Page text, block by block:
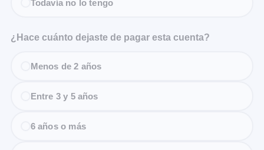
Todavía no lo tengo
¿Hace cuánto dejaste de pagar esta cuenta?
Menos de 2 años
Entre 3 y 5 años
6 años o más